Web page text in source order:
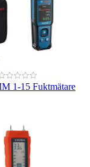
1-15 Fuktmätare